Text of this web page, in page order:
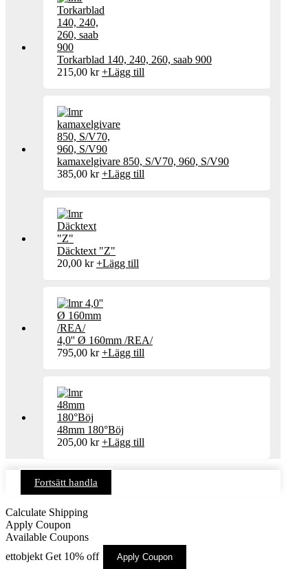
Torkarblad 140, 240, 260, saab 900
215,00 kr +Lägg till
kamaxelgivare 850, S/V70, 960, S/V90
385,00 kr +Lägg till
Däcktext "Z"
20,00 kr +Lägg till
4,0'' Ø 160mm /REA/
795,00 kr +Lägg till
48mm 180°Böj
205,00 kr +Lägg till
Fortsätt handla
Calculate Shipping
Apply Coupon
Available Coupons
ettobjekt Get 10% off Apply Coupon